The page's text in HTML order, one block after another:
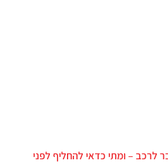
לרכב – ומתי כדאי להחליף לפני